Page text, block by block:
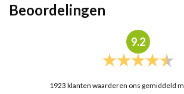
Beoordelingen
9.2
1923 klanten waarderen ons gemiddeld